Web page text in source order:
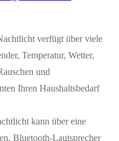
verfügt über viele
Temperatur, Wetter,
und
Ihren Haushaltsbedarf
kann über eine
Bluetooth-Lautsprecher